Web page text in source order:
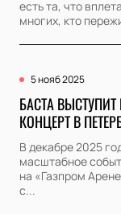
есть та, что
многих, кто
5 нояб 2025
БАСТА
КОНЦЕРТ В
В декабре 2025
масштабное
на «Газпром
с...